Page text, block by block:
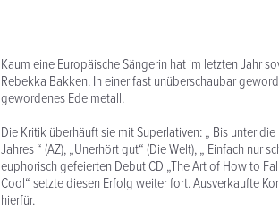
Kaum eine Europäische Sängerin hat im letzten Jahr
Rebekka Bakken. In einer fast unüberschaubar
gewordenes Edelmetall.
Die Kritik überhäuft sie mit Superlativen: „ Bis unter
Jahres “ (AZ), „Unerhört gut“ (Die Welt), „ Einfach nur
euphorisch gefeierten Debut CD „The Art of How to
Cool“ setzte diesen Erfolg weiter fort. Ausverkaufte
hierfür.